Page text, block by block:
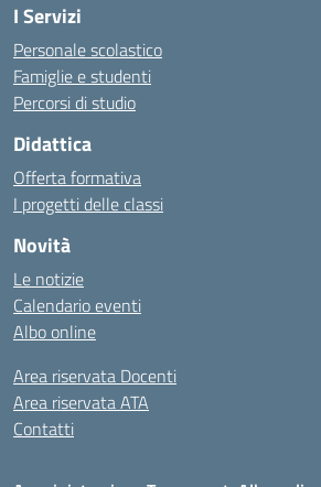
I Servizi
Personale scolastico
Famiglie e studenti
Percorsi di studio
Didattica
Offerta formativa
I progetti delle classi
Novità
Le notizie
Calendario eventi
Albo online
Area riservata Docenti
Area riservata ATA
Contatti